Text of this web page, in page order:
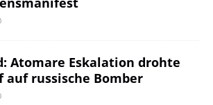
Atomare Eskalation drohte
auf russische Bomber